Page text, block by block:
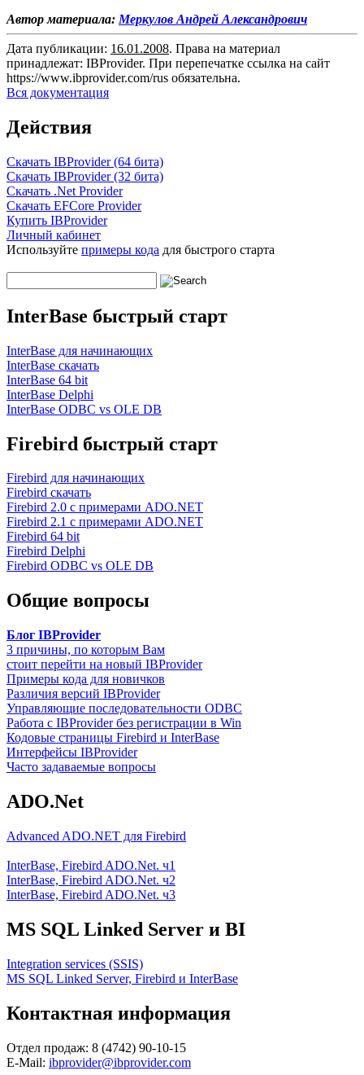
Автор материала: Меркулов Андрей Александрович
Дата публикации: 16.01.2008. Права на материал
принадлежат: IBProvider. При перепечатке ссылка на сайт
https://www.ibprovider.com/rus обязательна.
Вся документация
Действия
Скачать IBProvider (64 бита)
Скачать IBProvider (32 бита)
Скачать .Net Provider
Скачать EFCore Provider
Купить IBProvider
Личный кабинет
Используйте примеры кода для быстрого старта
InterBase быстрый старт
InterBase для начинающих
InterBase скачать
InterBase 64 bit
InterBase Delphi
InterBase ODBC vs OLE DB
Firebird быстрый старт
Firebird для начинающих
Firebird скачать
Firebird 2.0 с примерами ADO.NET
Firebird 2.1 с примерами ADO.NET
Firebird 64 bit
Firebird Delphi
Firebird ODBC vs OLE DB
Общие вопросы
Блог IBProvider
3 причины, по которым Вам
стоит перейти на новый IBProvider
Примеры кода для новичков
Различия версий IBProvider
Управляющие последовательности ODBC
Работа с IBProvider без регистрации в Win
Кодовые страницы Firebird и InterBase
Интерфейсы IBProvider
Часто задаваемые вопросы
ADO.Net
Advanced ADO.NET для Firebird
InterBase, Firebird ADO.Net. ч1
InterBase, Firebird ADO.Net. ч2
InterBase, Firebird ADO.Net. ч3
MS SQL Linked Server и BI
Integration services (SSIS)
MS SQL Linked Server, Firebird и InterBase
Контактная информация
Отдел продаж: 8 (4742) 90-10-15
E-Mail: ibprovider@ibprovider.com